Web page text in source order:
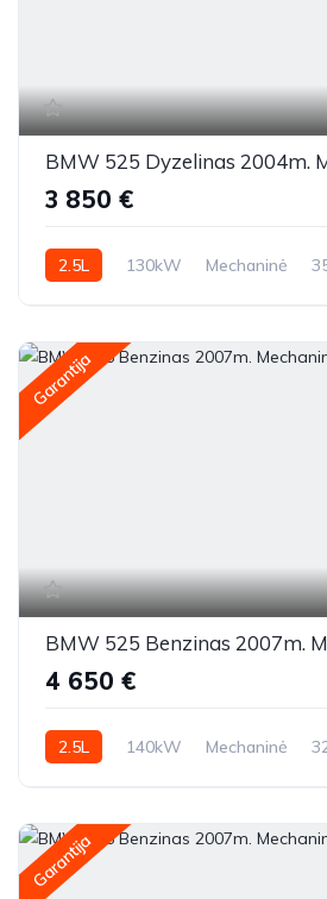
BMW 525 Dyzelinas 2004m.
3 850 €
2.5L 130kW Mechaninė
Garantija
BMW 525 Benzinas 2007m.
4 650 €
2.5L 140kW Mechaninė
Garantija